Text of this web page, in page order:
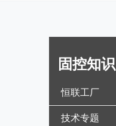
固控知识
恒联工厂
技术专题